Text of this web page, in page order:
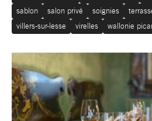
sablon
salon privé soignies
villers-sur-lesse
virelles wallonie